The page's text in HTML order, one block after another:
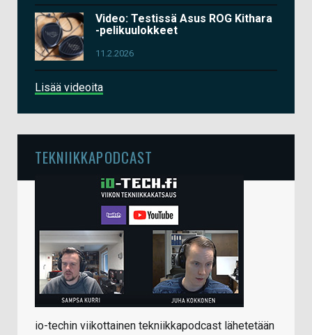
Video: Testissä Asus ROG Kithara
-pelikuulokkeet
11.2.2026
Lisää videoita
TEKNIIKKAPODCAST
io-techin viikottainen tekniikkapodcast lähetetään